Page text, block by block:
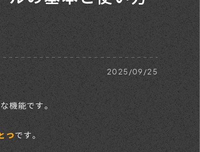
2025/09/25
機能です。
つです。